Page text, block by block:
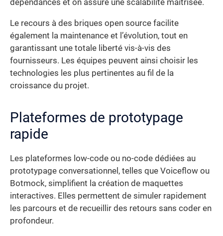
dépendances et on assure une scalabilité maitrisée.
Le recours à des briques open source facilite
également la maintenance et l’évolution, tout en
garantissant une totale liberté vis-à-vis des
fournisseurs. Les équipes peuvent ainsi choisir les
technologies les plus pertinentes au fil de la
croissance du projet.
Plateformes de prototypage
rapide
Les plateformes low-code ou no-code dédiées au
prototypage conversationnel, telles que Voiceflow ou
Botmock, simplifient la création de maquettes
interactives. Elles permettent de simuler rapidement
les parcours et de recueillir des retours sans coder en
profondeur.